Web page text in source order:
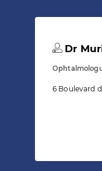
Dr
6 Boulevard